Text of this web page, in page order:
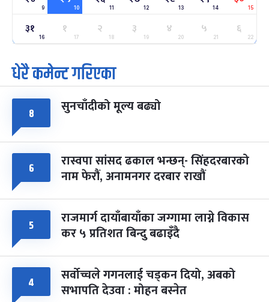
२५
मंगल
ग्याल्पो ल्होसार
फाल्गुन २५, २०८३ Mar 9, 2027
७ महिना बाँकी
७
आइत
पूर्णिमा व्रत
चैत्र ७, २०८३-Mar 21, 2027
८ फागुपूर्णिमा
9 10 11 12 13 14 15
३१
16
१
17
२
18
३
19
४
20
५
21
६
22
धेरै कमेन्ट गरिएका
८ सुनचाँदीको मूल्य बढ्यो
६ रास्वपा सांसद ढकाल भन्छन्- सिंहदरबारको
नाम फेरौं, अनामनगर दरबार राखौं
५ राजमार्ग दायाँबायाँका जग्गामा लाग्ने विकास
कर ५ प्रतिशत बिन्दु बढाइँदै
४ सर्वोच्चले गगनलाई चड्कन दियो, अबको
सभापति देउवा : मोहन बस्नेत